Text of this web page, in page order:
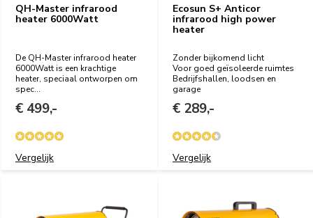
QH-Master infrarood
heater 6000Watt
De QH-Master infrarood heater
6000Watt is een krachtige
heater, speciaal ontworpen om
spec...
€ 499,-
Vergelijk
Ecosun S+ Anticor
infrarood high power
heater
Zonder bijkomend licht
Voor goed geïsoleerde ruimtes
Bedrijfshallen, loodsen en
garage
€ 289,-
Vergelijk